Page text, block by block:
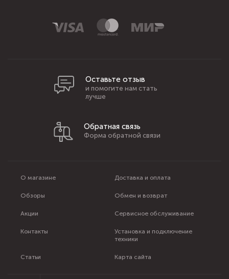
О магазине Доставка и оплата
Обзоры Обмен и возврат
Акции Сервисное обслуживание
Контакты
Установка и подключение
техники
Статьи Карта сайта
Оставьте отзыв
и помогите нам стать
лучше
Обратная связь
Форма обратной связи